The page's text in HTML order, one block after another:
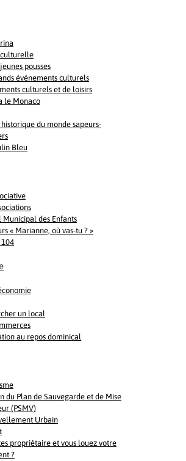
culturelle
pousses
événements culturels
culturels et de loisirs
le Monaco
du monde sapeurs-
Bleu
Municipal des Enfants
« Marianne, où vas-tu ? »
un local
au repos dominical
du Plan de Sauvegarde et de Mise
(PSMV)
Urbain
propriétaire et vous louez votre
?